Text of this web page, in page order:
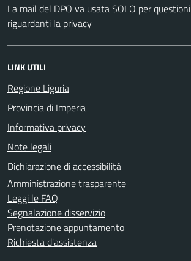
La mail del DPO va usata SOLO per questioni
riguardanti la privacy
LINK UTILI
Regione Liguria
Provincia di Imperia
Informativa privacy
Note legali
Dichiarazione di accessibilità
Amministrazione trasparente
Leggi le FAQ
Segnalazione disservizio
Prenotazione appuntamento
Richiesta d'assistenza